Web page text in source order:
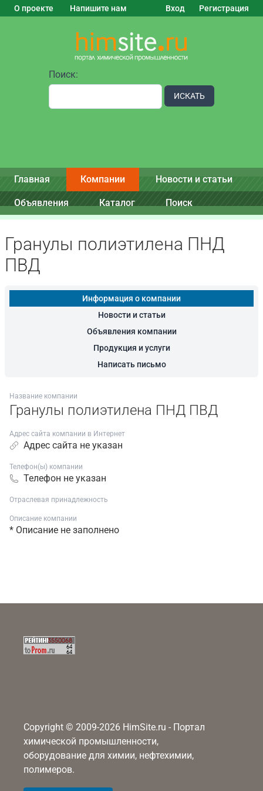
О проекте Напишите нам Вход Регистрация
Поиск:
ИСКАТЬ
Главная Компании Новости и статьи
Объявления Каталог Поиск
Гранулы полиэтилена ПНД
ПВД
Информация о компании
Новости и статьи
Объявления компании
Продукция и услуги
Написать письмо
Название компании
Гранулы полиэтилена ПНД ПВД
Адрес сайта компании в Интернет
Адрес сайта не указан
Телефон(ы) компании
Телефон не указан
Отраслевая принадлежность
Описание компании
* Описание не заполнено
Copyright © 2009-2026 HimSite.ru - Портал
химической промышленности,
оборудование для химии, нефтехимии,
полимеров.